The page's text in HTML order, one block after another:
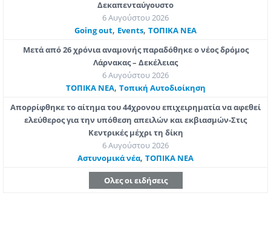
Δεκαπενταύγουστο
6 Αυγούστου 2026
Going out, Εvents, ΤΟΠΙΚΑ ΝΕΑ
Μετά από 26 χρόνια αναμονής παραδόθηκε ο νέος δρόμος
Λάρνακας – Δεκέλειας
6 Αυγούστου 2026
ΤΟΠΙΚΑ ΝΕΑ, Τοπική Αυτοδιοίκηση
Απορρίφθηκε το αίτημα του 44χρονου επιχειρηματία να αφεθεί
ελεύθερος για την υπόθεση απειλών και εκβιασμών-Στις
Κεντρικές μέχρι τη δίκη
6 Αυγούστου 2026
Aστυνομικά νέα, ΤΟΠΙΚΑ ΝΕΑ
Ολες οι ειδήσεις